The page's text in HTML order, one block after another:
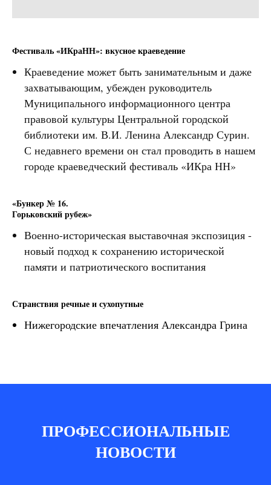
Фестиваль «ИКраНН»: вкусное краеведение
Краеведение может быть занимательным и даже
захватывающим, убежден руководитель
Муниципального информационного центра
правовой культуры Центральной городской
библиотеки им. В.И. Ленина Александр Сурин.
С недавнего времени он стал проводить в нашем
городе краеведческий фестиваль «ИКра НН»
«Бункер № 16.
Горьковский рубеж»
Военно-историческая выставочная экспозиция -
новый подход к сохранению исторической
памяти и патриотического воспитания
Странствия речные и сухопутные
Нижегородские впечатления Александра Грина
ПРОФЕССИОНАЛЬНЫЕ
НОВОСТИ